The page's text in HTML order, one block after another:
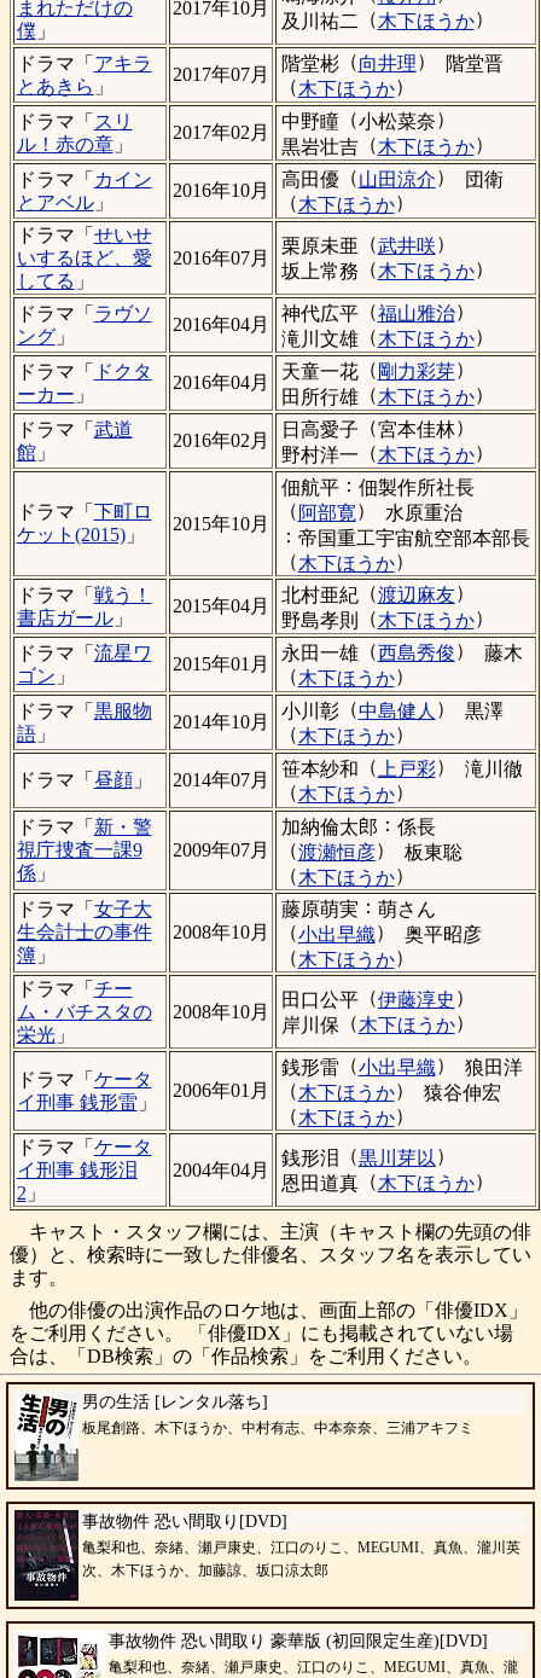
まれただけの
僕」
2017年10月
及川祐二 （木下ほうか）
ドラマ「 アキラ
とあきら 」
2017年07月
階堂彬 （向井理）
階堂晋
（木下ほうか）
ドラマ「 スリ
ル！赤の章」
2017年02月
中野瞳（小松菜奈）
黒岩壮吉（木下ほうか）
ドラマ「 カイン
とアベル」
2016年10月
高田優（山田涼介）
団衛
（木下ほうか）
ドラマ「 せいせ
いするほど、愛
してる 」
2016年07月
栗原未亜 （武井咲）
坂上常務 （木下ほうか）
ドラマ「 ラヴソ
ング」
2016年04月
神代広平（福山雅治）
滝川文雄（木下ほうか）
ドラマ「
ドクタ
ーカー 」
2016年04月
天童一花（ 剛力彩芽）
田所行雄（木下ほうか）
ドラマ「 武道
館」
2016年02月
日高愛子 （宮本佳林）
野村洋一 （木下ほうか）
ドラマ「 下町ロ
ケット(2015)」
2015年10月
佃航平： 佃製作所社長
（ 阿部寛）
水原重治
： 帝国重工宇宙航空部本部長
（木下ほうか）
ドラマ「 戦う！
書店ガール」
2015年04月
北村亜紀 （渡辺麻友）
野島孝則
（木下ほうか）
ドラマ「 流星ワ
ゴン 」
2015年01月
永田一雄（西島秀俊）
藤木
（木下ほうか）
ドラマ「 黒服物
語」
2014年10月
小川彰 （中島健人 ）
黒澤
（木下ほうか）
ドラマ「 昼顔」 2014年07月
笹本紗和 （ 上戸彩）
滝川徹
（木下ほうか）
ドラマ「 新・警
視庁捜査一課9
係」
2009年07月
加納倫太郎 ： 係長
（渡瀬恒彦）
板東聡
（木下ほうか）
ドラマ「 女子大
生会計士の事件
簿」
2008年10月
藤原萌実 ： 萌さん
（小出早織）
奥平昭彦
（木下ほうか）
ドラマ「 チー
ム・バチスタの
栄光」
2008年10月
田口公平（伊藤淳史 ）
岸川保 （木下ほうか）
ドラマ「 ケータ
イ刑事 銭形雷」
2006年01月
銭形雷（小出早織）
狼田洋
（木下ほうか）
猿谷伸宏
（木下ほうか）
ドラマ「 ケータ
イ刑事 銭形泪
2 」
2004年04月
銭形泪 （黒川芽以 ）
恩田道真 （木下ほうか）
キャスト・スタッフ欄には、主演（キャスト欄の先頭の俳
優）と、検索時に一致した俳優名、スタッフ名を表示してい
ます。
他の俳優の出演作品のロケ地は、画面上部の「俳優IDX」
をご利用ください。 「俳優IDX」にも掲載されていない場
合は、「DB検索」の「作品検索」をご利用ください。
男の生活 [レンタル落ち]
板尾創路、木下ほうか、中村有志、中本奈奈、三浦アキフミ
事故物件 恐い間取り[DVD]
亀梨和也、奈緒、瀬戸康史、江口のりこ、MEGUMI、真魚、瀧川英
次、木下ほうか、加藤諒、坂口涼太郎
事故物件 恐い間取り 豪華版 (初回限定生産)[DVD]
亀梨和也、奈緒、瀬戸康史、江口のりこ、MEGUMI、真魚、瀧